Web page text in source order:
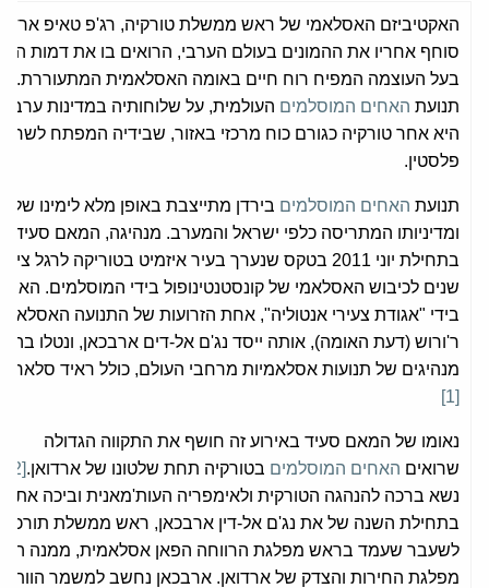
האקטיביזם האסלאמי של ראש ממשלת טורקיה, רג'פ טאיפ
סוחף אחריו את ההמונים בעולם הערבי, הרואים בו את דמות
בעל העוצמה המפיח רוח חיים באומה האסלאמית המתעוררת.
תנועת האחים המוסלמים העולמית, על שלוחותיה במדינות ערב,
היא אחר טורקיה כגורם כוח מרכזי באזור, שבידיה המפתח
פלסטין.
תנועת האחים המוסלמים בירדן מתייצבת באופן מלא לימינו של
ומדיניותו המתריסה כלפי ישראל והמערב. מנהיגה, המאם
שנים לכיבוש האסלאמי של קונסטנטינופול בידי המוסלמים.
בידי "אגודת צעירי אנטוליה", אחת הזרועות של התנועה
ר'ורוש (דעת האומה), אותה ייסד נג'ם אל-דים ארבכאן, ונטלו בה
מנהיגים של תנועות אסלאמיות מרחבי העולם, כולל ראיד סלאח
[1]
נאומו של המאם סעיד באירוע זה חושף את התקווה הגדולה
שרואים האחים המוסלמים בטורקיה תחת שלטונו של ארדואן.[2]
נשא ברכה להנהגה הטורקית ולאימפריה העות'מאנית וביכה את
בתחילת השנה של את נג'ם אל-דין ארבכאן, ראש ממשלת תורכיה
לשעבר שעמד בראש מפלגת הרווחה הפאן אסלאמית, ממנה
מפלגת החירות והצדק של ארדואן. ארבכאן נחשב למשמר